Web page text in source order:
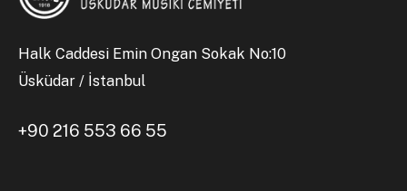
Halk Caddesi Emin Ongan Sokak No:10
Üsküdar / İstanbul
+90 216 553 66 55